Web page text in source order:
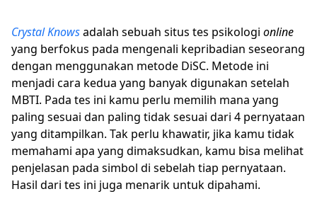
Crystal Knowsadalah sebuah situs tes psikologi online
yang berfokus pada mengenali kepribadian seseorang
dengan menggunakan metode DiSC. Metode ini
menjadi cara kedua yang banyak digunakan setelah
MBTI. Pada tes ini kamu perlu memilih mana yang
paling sesuai dan paling tidak sesuai dari 4 pernyataan
yang ditampilkan. Tak perlu khawatir, jika kamu tidak
memahami apa yang dimaksudkan, kamu bisa melihat
penjelasan pada simbol di sebelah tiap pernyataan.
Hasil dari tes ini juga menarik untuk dipahami.